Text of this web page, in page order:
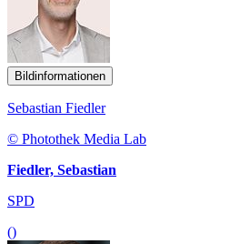
Bildinformationen
Sebastian Fiedler
© Photothek Media Lab
Fiedler, Sebastian
SPD
()